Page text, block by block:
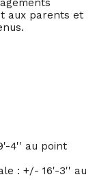
aux parents et
4'' au point
: +/- 16'-3'' au